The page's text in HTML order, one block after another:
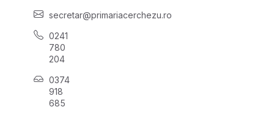
secretar@primariacerchezu.ro
0241
780
204
0374
918
685